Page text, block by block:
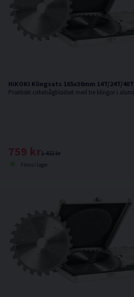
HiKOKI Klingsats 165x30mm 14T/24T/40T
1 432 kr
759 kr
Finns i lager